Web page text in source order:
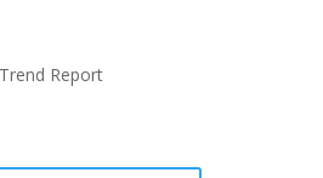
Trend Report